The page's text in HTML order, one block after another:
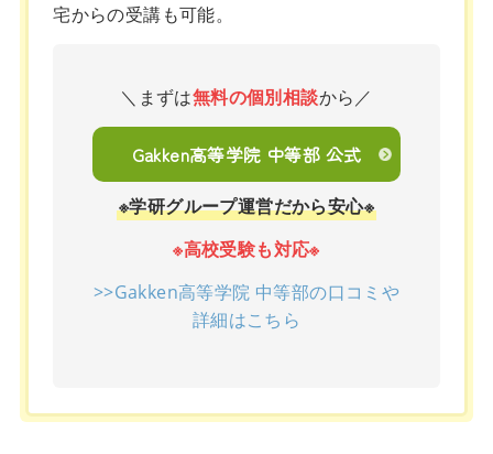
宅からの受講も可能。
＼まずは無料の個別相談から／
Gakken高等学院 中等部 公式
※学研グループ運営だから安心※
※高校受験も対応※
>>Gakken高等学院 中等部の口コミや
詳細はこちら